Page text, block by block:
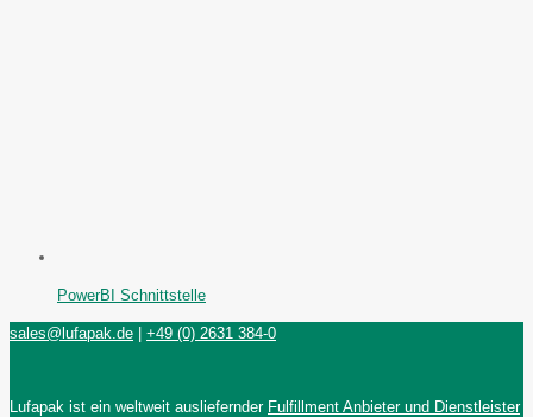
PowerBI Schnittstelle
sales@lufapak.de | +49 (0) 2631 384-0
Lufapak ist ein weltweit ausliefernder Fulfillment Anbieter und Dienstleister